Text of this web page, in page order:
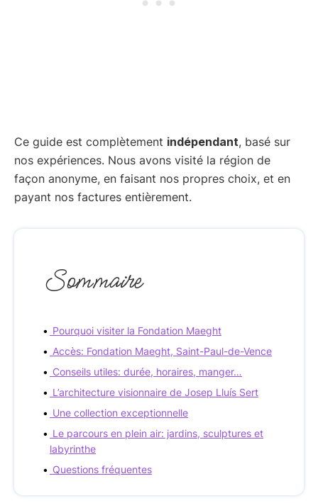
Ce guide est complètement indépendant, basé sur
nos expériences. Nous avons visité la région de
façon anonyme, en faisant nos propres choix, et en
payant nos factures entièrement.
Sommaire
Pourquoi visiter la Fondation Maeght
Accès: Fondation Maeght, Saint-Paul-de-Vence
Conseils utiles: durée, horaires, manger…
L’architecture visionnaire de Josep Lluís Sert
Une collection exceptionnelle
Le parcours en plein air: jardins, sculptures et
labyrinthe
Questions fréquentes